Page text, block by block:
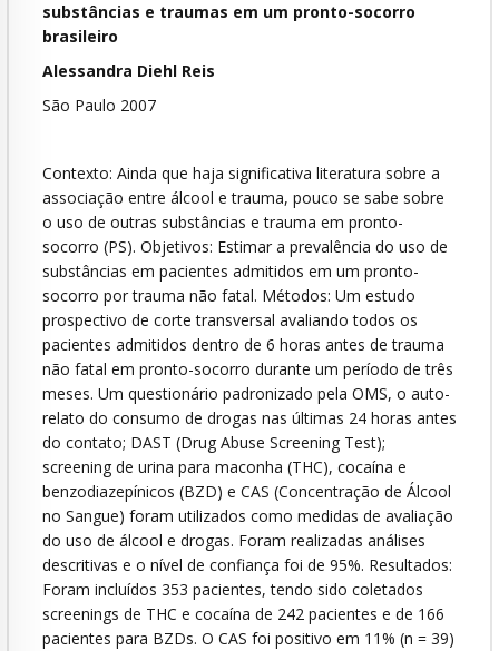
substâncias e traumas em um pronto-socorro
brasileiro
Alessandra Diehl Reis
São Paulo 2007
Contexto: Ainda que haja significativa literatura sobre a
associação entre álcool e trauma, pouco se sabe sobre
o uso de outras substâncias e trauma em pronto-
socorro (PS). Objetivos: Estimar a prevalência do uso de
substâncias em pacientes admitidos em um pronto-
socorro por trauma não fatal. Métodos: Um estudo
prospectivo de corte transversal avaliando todos os
pacientes admitidos dentro de 6 horas antes de trauma
não fatal em pronto-socorro durante um período de três
meses. Um questionário padronizado pela OMS, o auto-
relato do consumo de drogas nas últimas 24 horas antes
do contato; DAST (Drug Abuse Screening Test);
screening de urina para maconha (THC), cocaína e
benzodiazepínicos (BZD) e CAS (Concentração de Álcool
no Sangue) foram utilizados como medidas de avaliação
do uso de álcool e drogas. Foram realizadas análises
descritivas e o nível de confiança foi de 95%. Resultados:
Foram incluídos 353 pacientes, tendo sido coletados
screenings de THC e cocaína de 242 pacientes e de 166
pacientes para BZDs. O CAS foi positivo em 11% (n = 39)